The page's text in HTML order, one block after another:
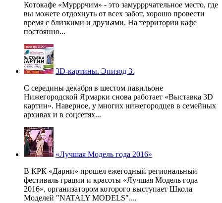
Котокафе «Мурррчим» - это замурррчательное место, где
вы можете отдохнуть от всех забот, хорошо провести
время с близкими и друзьями. На территории кафе
постоянно...
3D-картины. Эпизод 3.
С середины декабря в шестом павильоне
Нижегородской Ярмарки снова работает «Выставка 3D
картин». Наверное, у многих нижегородцев в семейных
архивах и в соцсетях...
«Лучшая Модель года 2016»
В КРК «Дарни» прошел ежегодный региональный
фестиваль грации и красоты «Лучшая Модель года
2016», организатором которого выступает Школа
Моделей "NATALY MODELS"....